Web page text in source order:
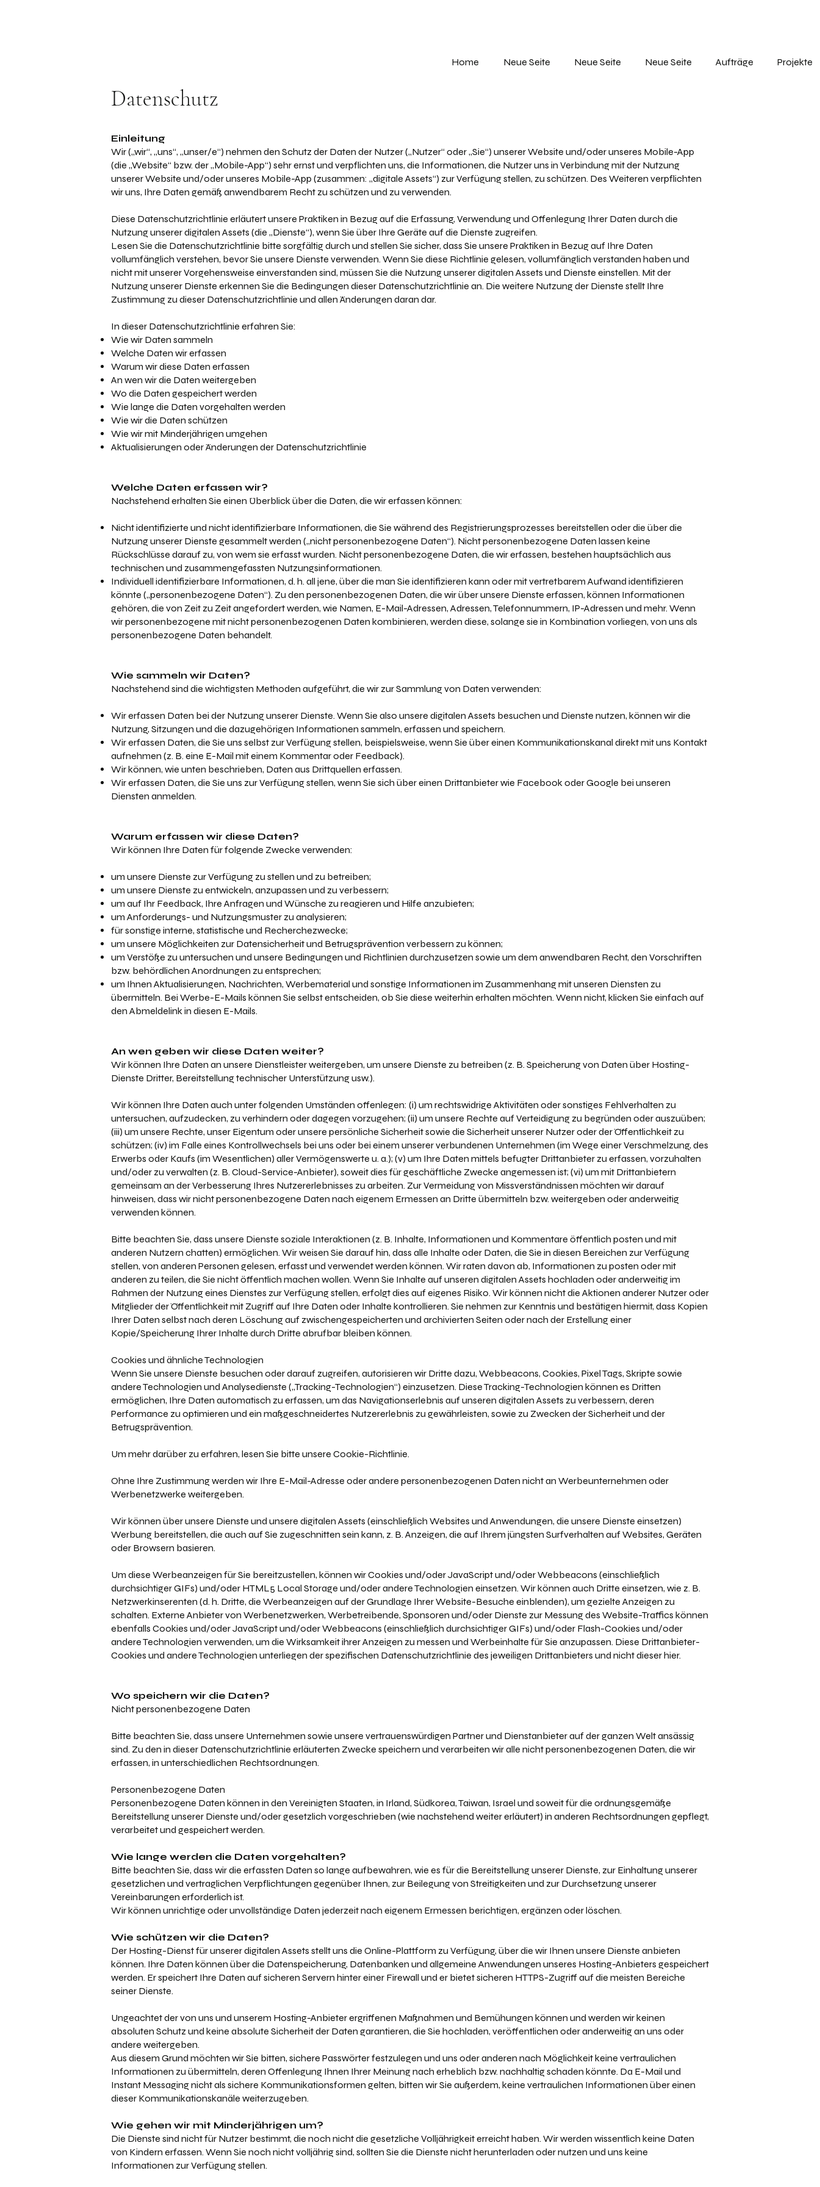
Home Neue Seite Neue Seite Neue Seite Aufträge Projekte
Datenschutz
Einleitung
Wir („wir“, „uns“, „unser/e“) nehmen den Schutz der Daten der Nutzer („Nutzer“ oder „Sie“) unserer Website und/oder unseres Mobile-App
(die „Website“ bzw. der „Mobile-App“) sehr ernst und verpflichten uns, die Informationen, die Nutzer uns in Verbindung mit der Nutzung
unserer Website und/oder unseres Mobile-App (zusammen: „digitale Assets“) zur Verfügung stellen, zu schützen. Des Weiteren verpflichten
wir uns, Ihre Daten gemäß anwendbarem Recht zu schützen und zu verwenden.
Diese Datenschutzrichtlinie erläutert unsere Praktiken in Bezug auf die Erfassung, Verwendung und Offenlegung Ihrer Daten durch die
Nutzung unserer digitalen Assets (die „Dienste“), wenn Sie über Ihre Geräte auf die Dienste zugreifen.
Lesen Sie die Datenschutzrichtlinie bitte sorgfältig durch und stellen Sie sicher, dass Sie unsere Praktiken in Bezug auf Ihre Daten
vollumfänglich verstehen, bevor Sie unsere Dienste verwenden. Wenn Sie diese Richtlinie gelesen, vollumfänglich verstanden haben und
nicht mit unserer Vorgehensweise einverstanden sind, müssen Sie die Nutzung unserer digitalen Assets und Dienste einstellen. Mit der
Nutzung unserer Dienste erkennen Sie die Bedingungen dieser Datenschutzrichtlinie an. Die weitere Nutzung der Dienste stellt Ihre
Zustimmung zu dieser Datenschutzrichtlinie und allen Änderungen daran dar.
In dieser Datenschutzrichtlinie erfahren Sie:
Wie wir Daten sammeln
Welche Daten wir erfassen
Warum wir diese Daten erfassen
An wen wir die Daten weitergeben
Wo die Daten gespeichert werden
Wie lange die Daten vorgehalten werden
Wie wir die Daten schützen
Wie wir mit Minderjährigen umgehen
Aktualisierungen oder Änderungen der Datenschutzrichtlinie
Welche Daten erfassen wir?
Nachstehend erhalten Sie einen Überblick über die Daten, die wir erfassen können:
Nicht identifizierte und nicht identifizierbare Informationen, die Sie während des Registrierungsprozesses bereitstellen oder die über die
Nutzung unserer Dienste gesammelt werden („nicht personenbezogene Daten“). Nicht personenbezogene Daten lassen keine
Rückschlüsse darauf zu, von wem sie erfasst wurden. Nicht personenbezogene Daten, die wir erfassen, bestehen hauptsächlich aus
technischen und zusammengefassten Nutzungsinformationen.
Individuell identifizierbare Informationen, d. h. all jene, über die man Sie identifizieren kann oder mit vertretbarem Aufwand identifizieren
könnte („personenbezogene Daten“). Zu den personenbezogenen Daten, die wir über unsere Dienste erfassen, können Informationen
gehören, die von Zeit zu Zeit angefordert werden, wie Namen, E-Mail-Adressen, Adressen, Telefonnummern, IP-Adressen und mehr. Wenn
wir personenbezogene mit nicht personenbezogenen Daten kombinieren, werden diese, solange sie in Kombination vorliegen, von uns als
personenbezogene Daten behandelt.
Wie sammeln wir Daten?
Nachstehend sind die wichtigsten Methoden aufgeführt, die wir zur Sammlung von Daten verwenden:
Wir erfassen Daten bei der Nutzung unserer Dienste. Wenn Sie also unsere digitalen Assets besuchen und Dienste nutzen, können wir die
Nutzung, Sitzungen und die dazugehörigen Informationen sammeln, erfassen und speichern.
Wir erfassen Daten, die Sie uns selbst zur Verfügung stellen, beispielsweise, wenn Sie über einen Kommunikationskanal direkt mit uns Kontakt
aufnehmen (z. B. eine E-Mail mit einem Kommentar oder Feedback).
Wir können, wie unten beschrieben, Daten aus Drittquellen erfassen.
Wir erfassen Daten, die Sie uns zur Verfügung stellen, wenn Sie sich über einen Drittanbieter wie Facebook oder Google bei unseren
Diensten anmelden.
Warum erfassen wir diese Daten?
Wir können Ihre Daten für folgende Zwecke verwenden:
um unsere Dienste zur Verfügung zu stellen und zu betreiben;
um unsere Dienste zu entwickeln, anzupassen und zu verbessern;
um auf Ihr Feedback, Ihre Anfragen und Wünsche zu reagieren und Hilfe anzubieten;
um Anforderungs- und Nutzungsmuster zu analysieren;
für sonstige interne, statistische und Recherchezwecke;
um unsere Möglichkeiten zur Datensicherheit und Betrugsprävention verbessern zu können;
um Verstöße zu untersuchen und unsere Bedingungen und Richtlinien durchzusetzen sowie um dem anwendbaren Recht, den Vorschriften
bzw. behördlichen Anordnungen zu entsprechen;
um Ihnen Aktualisierungen, Nachrichten, Werbematerial und sonstige Informationen im Zusammenhang mit unseren Diensten zu
übermitteln. Bei Werbe-E-Mails können Sie selbst entscheiden, ob Sie diese weiterhin erhalten möchten. Wenn nicht, klicken Sie einfach auf
den Abmeldelink in diesen E-Mails.
An wen geben wir diese Daten weiter?
Wir können Ihre Daten an unsere Dienstleister weitergeben, um unsere Dienste zu betreiben (z. B. Speicherung von Daten über Hosting-
Dienste Dritter, Bereitstellung technischer Unterstützung usw.).
Wir können Ihre Daten auch unter folgenden Umständen offenlegen: (i) um rechtswidrige Aktivitäten oder sonstiges Fehlverhalten zu
untersuchen, aufzudecken, zu verhindern oder dagegen vorzugehen; (ii) um unsere Rechte auf Verteidigung zu begründen oder auszuüben;
(iii) um unsere Rechte, unser Eigentum oder unsere persönliche Sicherheit sowie die Sicherheit unserer Nutzer oder der Öffentlichkeit zu
schützen; (iv) im Falle eines Kontrollwechsels bei uns oder bei einem unserer verbundenen Unternehmen (im Wege einer Verschmelzung, des
Erwerbs oder Kaufs (im Wesentlichen) aller Vermögenswerte u. a.); (v) um Ihre Daten mittels befugter Drittanbieter zu erfassen, vorzuhalten
und/oder zu verwalten (z. B. Cloud-Service-Anbieter), soweit dies für geschäftliche Zwecke angemessen ist; (vi) um mit Drittanbietern
gemeinsam an der Verbesserung Ihres Nutzererlebnisses zu arbeiten. Zur Vermeidung von Missverständnissen möchten wir darauf
hinweisen, dass wir nicht personenbezogene Daten nach eigenem Ermessen an Dritte übermitteln bzw. weitergeben oder anderweitig
verwenden können.
Bitte beachten Sie, dass unsere Dienste soziale Interaktionen (z. B. Inhalte, Informationen und Kommentare öffentlich posten und mit
anderen Nutzern chatten) ermöglichen. Wir weisen Sie darauf hin, dass alle Inhalte oder Daten, die Sie in diesen Bereichen zur Verfügung
stellen, von anderen Personen gelesen, erfasst und verwendet werden können. Wir raten davon ab, Informationen zu posten oder mit
anderen zu teilen, die Sie nicht öffentlich machen wollen. Wenn Sie Inhalte auf unseren digitalen Assets hochladen oder anderweitig im
Rahmen der Nutzung eines Dienstes zur Verfügung stellen, erfolgt dies auf eigenes Risiko. Wir können nicht die Aktionen anderer Nutzer oder
Mitglieder der Öffentlichkeit mit Zugriff auf Ihre Daten oder Inhalte kontrollieren. Sie nehmen zur Kenntnis und bestätigen hiermit, dass Kopien
Ihrer Daten selbst nach deren Löschung auf zwischengespeicherten und archivierten Seiten oder nach der Erstellung einer
Kopie/Speicherung Ihrer Inhalte durch Dritte abrufbar bleiben können.
Cookies und ähnliche Technologien
Wenn Sie unsere Dienste besuchen oder darauf zugreifen, autorisieren wir Dritte dazu, Webbeacons, Cookies, Pixel Tags, Skripte sowie
andere Technologien und Analysedienste („Tracking-Technologien“) einzusetzen. Diese Tracking-Technologien können es Dritten
ermöglichen, Ihre Daten automatisch zu erfassen, um das Navigationserlebnis auf unseren digitalen Assets zu verbessern, deren
Performance zu optimieren und ein maßgeschneidertes Nutzererlebnis zu gewährleisten, sowie zu Zwecken der Sicherheit und der
Betrugsprävention.
Um mehr darüber zu erfahren, lesen Sie bitte unsere Cookie-Richtlinie.
Ohne Ihre Zustimmung werden wir Ihre E-Mail-Adresse oder andere personenbezogenen Daten nicht an Werbeunternehmen oder
Werbenetzwerke weitergeben.
Wir können über unsere Dienste und unsere digitalen Assets (einschließlich Websites und Anwendungen, die unsere Dienste einsetzen)
Werbung bereitstellen, die auch auf Sie zugeschnitten sein kann, z. B. Anzeigen, die auf Ihrem jüngsten Surfverhalten auf Websites, Geräten
oder Browsern basieren.
Um diese Werbeanzeigen für Sie bereitzustellen, können wir Cookies und/oder JavaScript und/oder Webbeacons (einschließlich
durchsichtiger GIFs) und/oder HTML5 Local Storage und/oder andere Technologien einsetzen. Wir können auch Dritte einsetzen, wie z. B.
Netzwerkinserenten (d. h. Dritte, die Werbeanzeigen auf der Grundlage Ihrer Website-Besuche einblenden), um gezielte Anzeigen zu
schalten. Externe Anbieter von Werbenetzwerken, Werbetreibende, Sponsoren und/oder Dienste zur Messung des Website-Traffics können
ebenfalls Cookies und/oder JavaScript und/oder Webbeacons (einschließlich durchsichtiger GIFs) und/oder Flash-Cookies und/oder
andere Technologien verwenden, um die Wirksamkeit ihrer Anzeigen zu messen und Werbeinhalte für Sie anzupassen. Diese Drittanbieter-
Cookies und andere Technologien unterliegen der spezifischen Datenschutzrichtlinie des jeweiligen Drittanbieters und nicht dieser hier.
Wo speichern wir die Daten?
Nicht personenbezogene Daten
Bitte beachten Sie, dass unsere Unternehmen sowie unsere vertrauenswürdigen Partner und Dienstanbieter auf der ganzen Welt ansässig
sind. Zu den in dieser Datenschutzrichtlinie erläuterten Zwecke speichern und verarbeiten wir alle nicht personenbezogenen Daten, die wir
erfassen, in unterschiedlichen Rechtsordnungen.
Personenbezogene Daten
Personenbezogene Daten können in den Vereinigten Staaten, in Irland, Südkorea, Taiwan, Israel und soweit für die ordnungsgemäße
Bereitstellung unserer Dienste und/oder gesetzlich vorgeschrieben (wie nachstehend weiter erläutert) in anderen Rechtsordnungen gepflegt,
verarbeitet und gespeichert werden.
Wie lange werden die Daten vorgehalten?
Bitte beachten Sie, dass wir die erfassten Daten so lange aufbewahren, wie es für die Bereitstellung unserer Dienste, zur Einhaltung unserer
gesetzlichen und vertraglichen Verpflichtungen gegenüber Ihnen, zur Beilegung von Streitigkeiten und zur Durchsetzung unserer
Vereinbarungen erforderlich ist.
Wir können unrichtige oder unvollständige Daten jederzeit nach eigenem Ermessen berichtigen, ergänzen oder löschen.
Wie schützen wir die Daten?
Der Hosting-Dienst für unserer digitalen Assets stellt uns die Online-Plattform zu Verfügung, über die wir Ihnen unsere Dienste anbieten
können. Ihre Daten können über die Datenspeicherung, Datenbanken und allgemeine Anwendungen unseres Hosting-Anbieters gespeichert
werden. Er speichert Ihre Daten auf sicheren Servern hinter einer Firewall und er bietet sicheren HTTPS-Zugriff auf die meisten Bereiche
seiner Dienste.
Ungeachtet der von uns und unserem Hosting-Anbieter ergriffenen Maßnahmen und Bemühungen können und werden wir keinen
absoluten Schutz und keine absolute Sicherheit der Daten garantieren, die Sie hochladen, veröffentlichen oder anderweitig an uns oder
andere weitergeben.
Aus diesem Grund möchten wir Sie bitten, sichere Passwörter festzulegen und uns oder anderen nach Möglichkeit keine vertraulichen
Informationen zu übermitteln, deren Offenlegung Ihnen Ihrer Meinung nach erheblich bzw. nachhaltig schaden könnte. Da E-Mail und
Instant Messaging nicht als sichere Kommunikationsformen gelten, bitten wir Sie außerdem, keine vertraulichen Informationen über einen
dieser Kommunikationskanäle weiterzugeben.
Wie gehen wir mit Minderjährigen um?
Die Dienste sind nicht für Nutzer bestimmt, die noch nicht die gesetzliche Volljährigkeit erreicht haben. Wir werden wissentlich keine Daten
von Kindern erfassen. Wenn Sie noch nicht volljährig sind, sollten Sie die Dienste nicht herunterladen oder nutzen und uns keine
Informationen zur Verfügung stellen.